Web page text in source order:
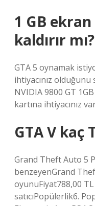
1 GB ekran
kaldırır mı?
GTA 5 oynamak
ihtiyacınız
NVIDIA 9800 GT
kartına ihtiyacınız
GTA V kaç
Grand Theft Auto 5
benzeyenGrand
oyunuFiyat788,00 TL
satıcıPopülerlik6.